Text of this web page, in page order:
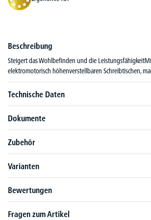
Beschreibung
Steigert das Wohlbefinden und die
elektromotorisch höhenverstellbaren Schreibtischen,
Technische Daten
Dokumente
Zubehör
Varianten
Bewertungen
Fragen zum Artikel